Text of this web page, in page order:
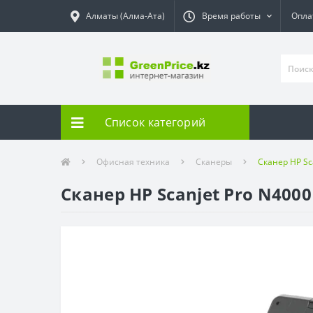
Алматы (Алма-Ата) Время работы
Список категорий
Офисная техника Сканеры Сканер HP
Сканер HP Scanjet Pro